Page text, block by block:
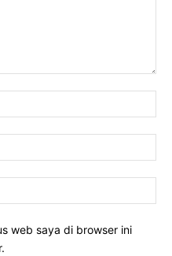
web saya di browser ini